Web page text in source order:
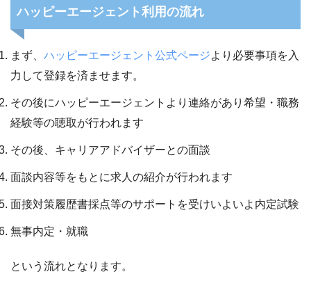
ハッピーエージェント利用の流れ
まず、 ハッピーエージェント公式ページより必要事項を入
力して登録を済ませます。
その後にハッピーエージェントより連絡があり希望・職務
経験等の聴取が行われます
その後、キャリアアドバイザーとの面談
面談内容等をもとに求人の紹介が行われます
面接対策履歴書採点等のサポートを受けいよいよ内定試験
無事内定・就職
という流れとなります。